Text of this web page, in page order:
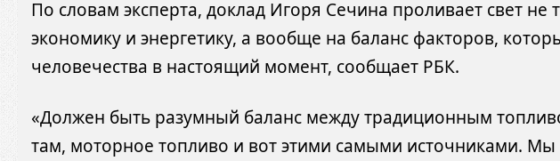
По словам эксперта, доклад Игоря Сечина проливает свет
экономику и энергетику, а вообще на баланс факторов,
человечества в настоящий момент, сообщает РБК.
«Должен быть разумный баланс между традиционным
там, моторное топливо и вот этими самыми источниками. Мы